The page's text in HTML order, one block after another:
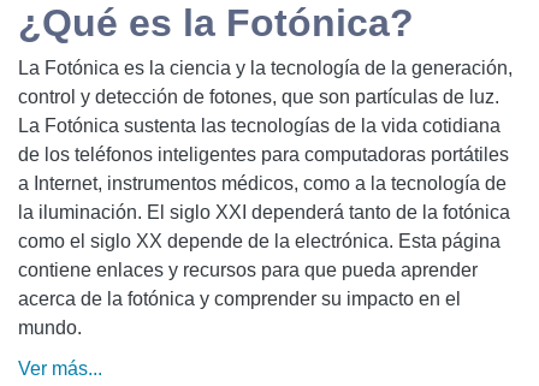
¿Qué es la Fotónica?
La Fotónica es la ciencia y la tecnología de la generación,
control y detección de fotones, que son partículas de luz.
La Fotónica sustenta las tecnologías de la vida cotidiana
de los teléfonos inteligentes para computadoras portátiles
a Internet, instrumentos médicos, como a la tecnología de
la iluminación. El siglo XXI dependerá tanto de la fotónica
como el siglo XX depende de la electrónica. Esta página
contiene enlaces y recursos para que pueda aprender
acerca de la fotónica y comprender su impacto en el
mundo.
Ver más...